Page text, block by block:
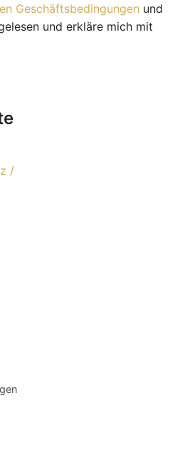
Geschäftsbedingungen und
und erkläre mich mit